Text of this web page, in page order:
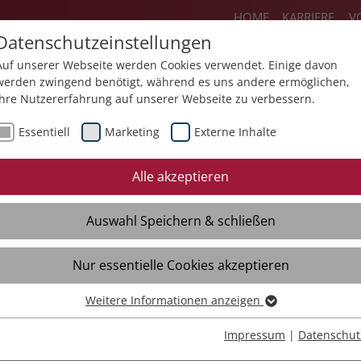
HOME KARRIERE
Produkte
Mediathek
Broschüren
Videos
2026 der Akademie Schloss
unserer Webseite werden Cookies verwendet. Einige davon
zwingend benötigt, während es uns andere ermöglichen,
Nutzererfahrung auf unserer Webseite zu verbessern.
Essentiell Marketing Externe Inhalte
Alle akzeptieren
Auswahl Speichern & schließen
Nur essentielle Cookies akzeptieren
Essentielle Cookies werden für grundlegende Funktionen der
Weitere Informationen anzeigen
Impressum |